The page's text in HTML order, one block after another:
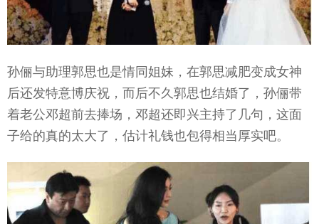
孙俪与助理郭思也是情同姐妹，在郭思减肥变成女神
后还发特意博庆祝，而后不久郭思也结婚了，孙俪带
着老公邓超前去捧场，邓超还即兴主持了几句，这面
子给的真的太大了，估计礼钱也包得相当厚实吧。